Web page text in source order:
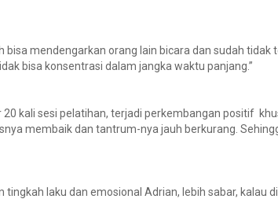
bisa mendengarkan orang lain bicara dan sudah
bisa konsentrasi dalam jangka waktu panjang.”
20 kali sesi pelatihan, terjadi perkembangan positif
membaik dan tantrum-nya jauh berkurang.
tingkah laku dan emosional Adrian, lebih sabar, kalau